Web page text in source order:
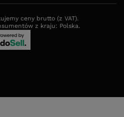
ceny brutto (z VAT).
z kraju: Polska.